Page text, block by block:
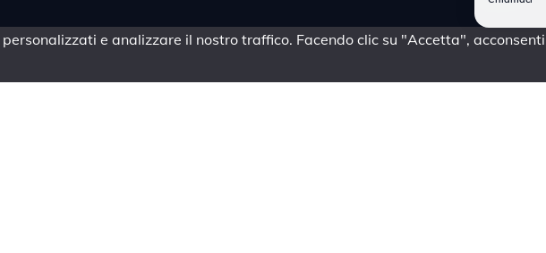
e analizzare il nostro traffico. Facendo clic su "Accetta", acconsenti